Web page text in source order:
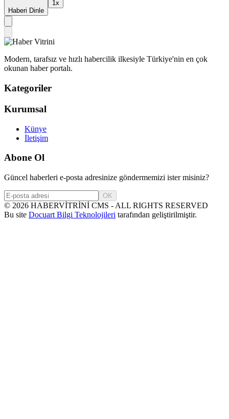
Haberi Dinle
1x
Modern, tarafsız ve hızlı habercilik ilkesiyle Türkiye'nin en çok
okunan haber portalı.
Kategoriler
Kurumsal
Künye
İletişim
Abone Ol
Güncel haberleri e-posta adresinize göndermemizi ister misiniz?
OK
© 2026 HABERVİTRİNİ CMS - ALL RIGHTS RESERVED
Bu site Docuart Bilgi Teknolojileri tarafından geliştirilmiştir.